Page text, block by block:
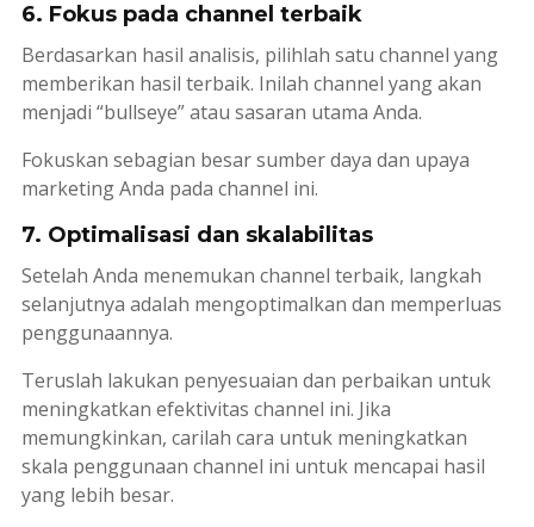
6. Fokus pada channel terbaik
Berdasarkan hasil analisis, pilihlah satu channel yang
memberikan hasil terbaik. Inilah channel yang akan
menjadi “bullseye” atau sasaran utama Anda.
Fokuskan sebagian besar sumber daya dan upaya
marketingAnda pada channel ini.
7. Optimalisasi dan skalabilitas
Setelah Anda menemukan channel terbaik, langkah
selanjutnya adalah mengoptimalkan dan memperluas
penggunaannya.
Teruslah lakukan penyesuaian dan perbaikan untuk
meningkatkan efektivitas channel ini. Jika
memungkinkan, carilah cara untuk meningkatkan
skala penggunaan channel ini untuk mencapai hasil
yang lebih besar.